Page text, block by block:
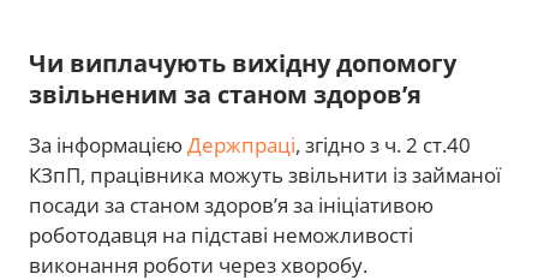
Чи виплачують вихідну допомогу
звільненим за станом здоров’я
За інформацієюДержпраці, згідно з ч. 2 ст.40
КЗпП, працівника можуть звільнити із займаної
посади за станом здоров’я за ініціативою
роботодавця на підставі неможливості
виконання роботи через хворобу.